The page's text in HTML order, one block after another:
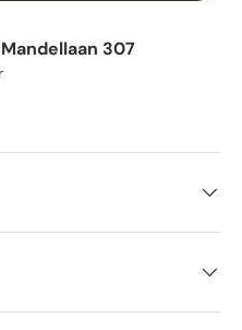
Mandellaan 307